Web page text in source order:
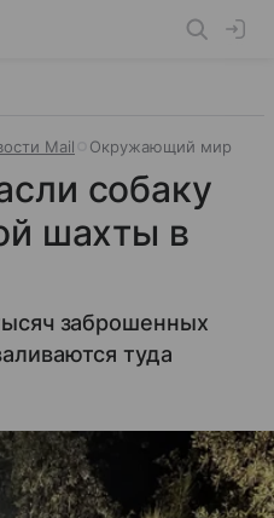
Mail Окружающий мир
собаку
шахты в
заброшенных
туда